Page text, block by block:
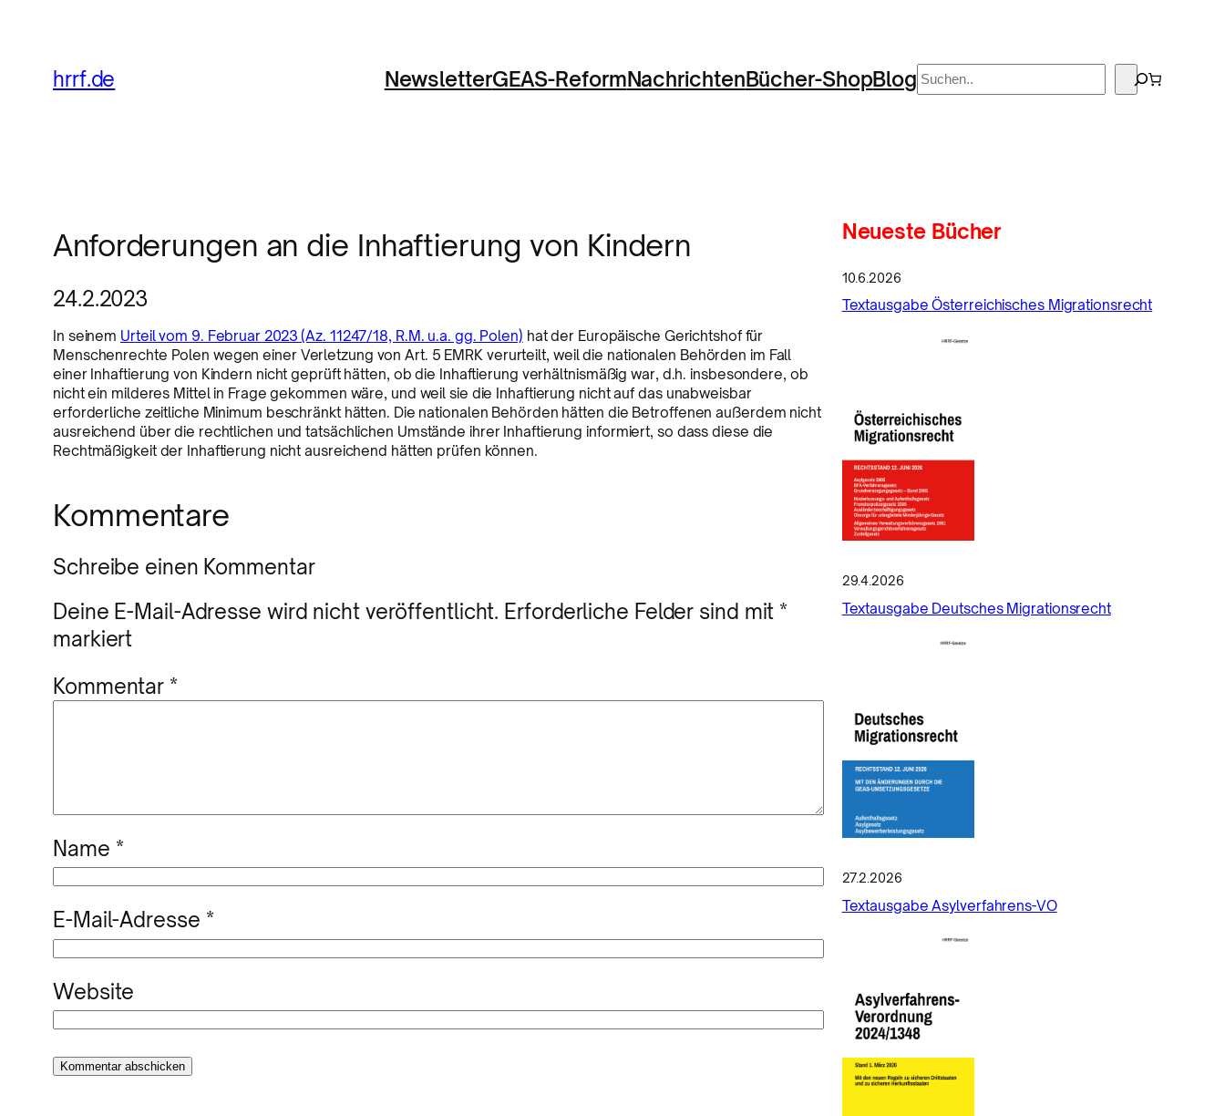
hrrf.de NewsletterGEAS-ReformNachrichtenBücher-ShopBlog Suchen
Anforderungen an die Inhaftierung von Kindern
24.2.2023
In seinem Urteil vom 9. Februar 2023 (Az. 11247/18, R.M. u.a. gg. Polen) hat der Europäische Gerichtshof für
Menschenrechte Polen wegen einer Verletzung von Art. 5 EMRK verurteilt, weil die nationalen Behörden im Fall
einer Inhaftierung von Kindern nicht geprüft hätten, ob die Inhaftierung verhältnismäßig war, d.h. insbesondere, ob
nicht ein milderes Mittel in Frage gekommen wäre, und weil sie die Inhaftierung nicht auf das unabweisbar
erforderliche zeitliche Minimum beschränkt hätten. Die nationalen Behörden hätten die Betroffenen außerdem nicht
ausreichend über die rechtlichen und tatsächlichen Umstände ihrer Inhaftierung informiert, so dass diese die
Rechtmäßigkeit der Inhaftierung nicht ausreichend hätten prüfen können.
Kommentare
Schreibe einen Kommentar
Deine E-Mail-Adresse wird nicht veröffentlicht. Erforderliche Felder sind mit *
markiert
Kommentar *
Name *
E-Mail-Adresse *
Website
Neueste Bücher
10.6.2026
Textausgabe Österreichisches Migrationsrecht
29.4.2026
Textausgabe Deutsches Migrationsrecht
27.2.2026
Textausgabe Asylverfahrens-VO